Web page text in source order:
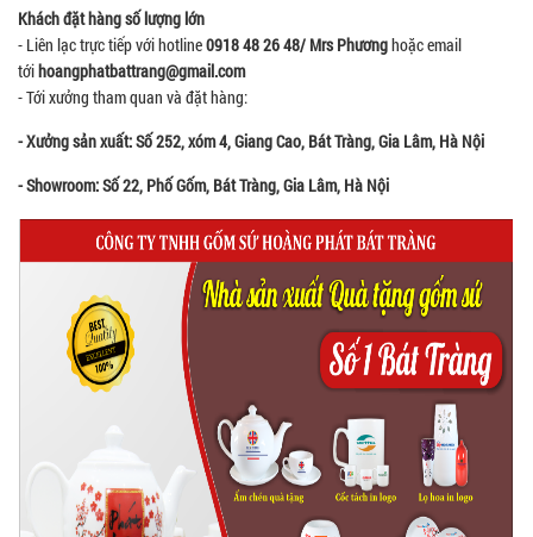
Khách đặt hàng số lượng lớn
- Liên lạc trực tiếp với hotline0918 48 26 48/ Mrs Phươnghoặc email
tới hoangphatbattrang@gmail.com
- Tới xưởng tham quan và đặt hàng:
- Xưởng sản xuất: Số 252, xóm 4, Giang Cao, Bát Tràng, Gia Lâm, Hà Nội
- Showroom: Số 22, Phố Gốm, Bát Tràng, Gia Lâm, Hà Nội